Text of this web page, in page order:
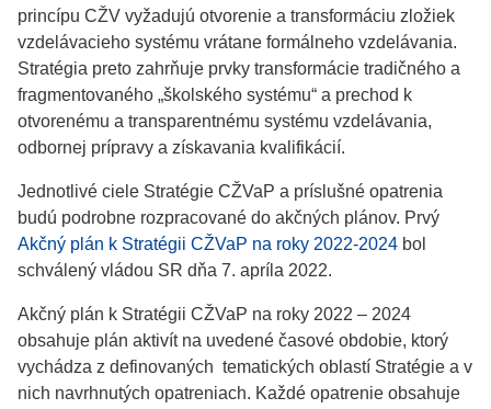
princípu CŽV vyžadujú otvorenie a transformáciu zložiek
vzdelávacieho systému vrátane formálneho vzdelávania.
Stratégia preto zahrňuje prvky transformácie tradičného a
fragmentovaného „školského systému“ a prechod k
otvorenému a transparentnému systému vzdelávania,
odbornej prípravy a získavania kvalifikácií.
Jednotlivé ciele Stratégie CŽVaP a príslušné opatrenia
budú podrobne rozpracované do akčných plánov. Prvý
Akčný plán k Stratégii CŽVaP na roky 2022-2024 bol
schválený vládou SR dňa 7. apríla 2022.
Akčný plán k Stratégii CŽVaP na roky 2022 – 2024
obsahuje plán aktivít na uvedené časové obdobie, ktorý
vychádza z definovaných tematických oblastí Stratégie a v
nich navrhnutých opatreniach. Každé opatrenie obsahuje